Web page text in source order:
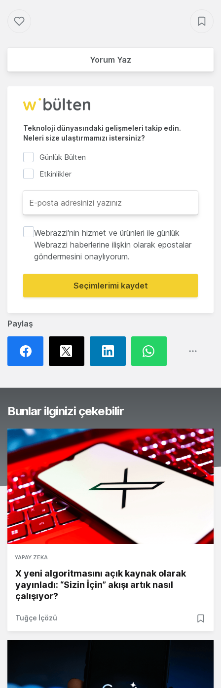
Paylaş
Yorum Yaz
Teknoloji dünyasındaki gelişmeleri takip edin.
Neleri size ulaştırmamızı istersiniz?
Günlük Bülten
Etkinlikler
Webrazzi'nin hizmet ve ürünleri ile günlük
Webrazzi haberlerine ilişkin olarak epostalar
göndermesini onaylıyorum.
Seçimlerimi kaydet
Bunlar ilginizi çekebilir
YAPAY ZEKA
X yeni algoritmasını açık kaynak olarak
yayınladı: “Sizin İçin” akışı artık nasıl
çalışıyor?
Tuğçe İçözü